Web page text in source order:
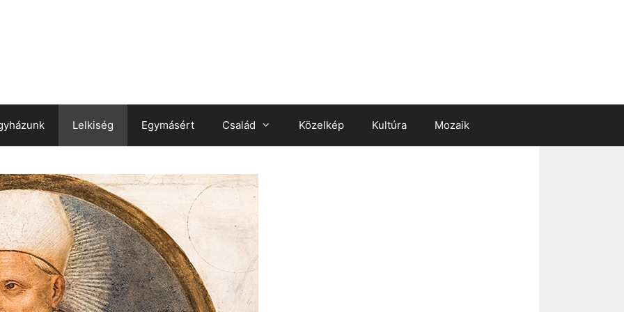
Lelkiség Egymásért Család Közelkép Kultúra Mozaik